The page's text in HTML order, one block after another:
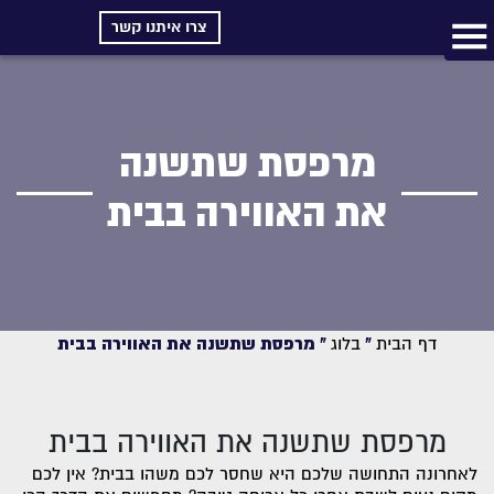
צרו איתנו קשר
מרפסת שתשנה
את האווירה בבית
דף הבית » בלוג » מרפסת שתשנה את האווירה בבית
מרפסת שתשנה את האווירה בבית
לאחרונה התחושה שלכם היא שחסר לכם משהו בבית? אין לכם